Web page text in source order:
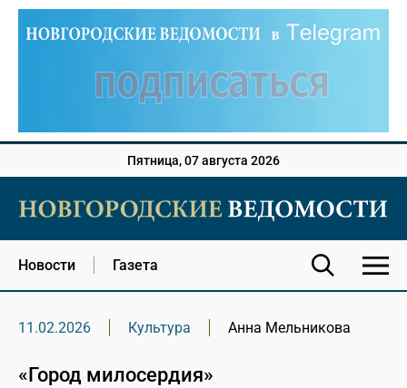
Пятница, 07 августа 2026
Новости Газета
11.02.2026 Культура Анна Мельникова
«Город милосердия»